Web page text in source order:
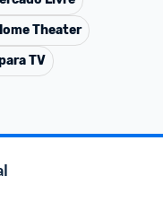
Theater
TV